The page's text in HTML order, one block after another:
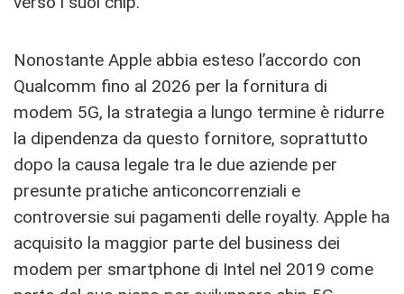
Nonostante Apple abbia esteso l’accordo con
Qualcomm fino al 2026 per la fornitura di
modem 5G, la strategia a lungo termine è ridurre
la dipendenza da questo fornitore, soprattutto
dopo la causa legale tra le due aziende per
presunte pratiche anticoncorrenziali e
controversie sui pagamenti delle royalty. Apple ha
acquisito la maggior parte del business dei
modem per smartphone di Intel nel 2019 come